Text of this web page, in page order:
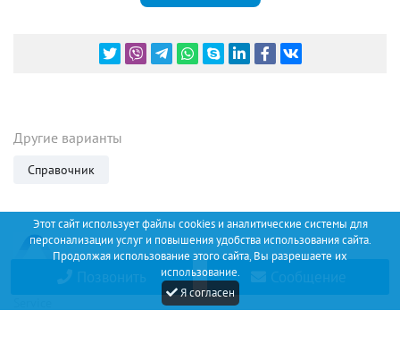
Этот сайт использует файлы cookies и аналитические системы для
персонализации услуг и повышения удобства использования сайта.
Продолжая использование этого сайта, Вы разрешаете их
использование.
Я согласен
Другие варианты
Справочник
Позвонить Сообщение
Discount